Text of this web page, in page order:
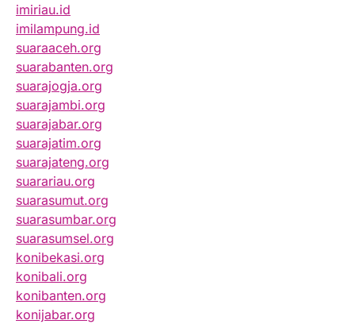
imiriau.id
imilampung.id
suaraaceh.org
suarabanten.org
suarajogja.org
suarajambi.org
suarajabar.org
suarajatim.org
suarajateng.org
suarariau.org
suarasumut.org
suarasumbar.org
suarasumsel.org
konibekasi.org
konibali.org
konibanten.org
konijabar.org